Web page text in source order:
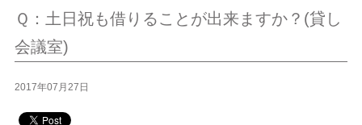
Ｑ：土日祝も借りることが出来ますか？(貸し
会議室)
2017年07月27日